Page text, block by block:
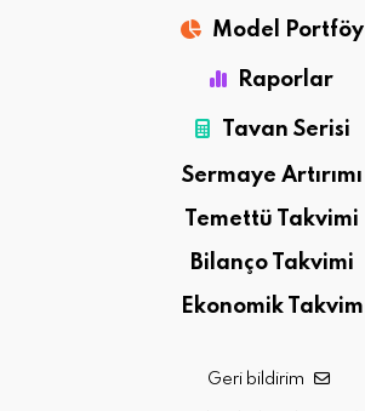
Model Portföy
Raporlar
Tavan Serisi
Sermaye Artırımı
Temettü Takvimi
Bilanço Takvimi
Ekonomik Takvim
Geri bildirim